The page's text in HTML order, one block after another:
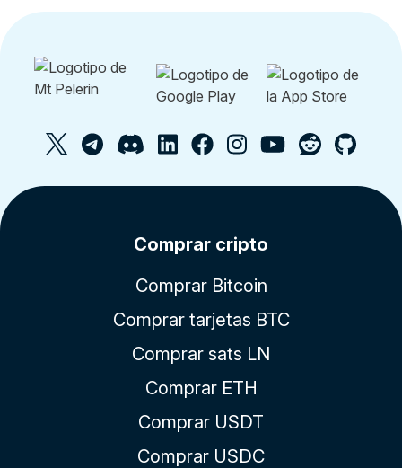
Comprar cripto
Comprar Bitcoin
Comprar tarjetas BTC
Comprar sats LN
Comprar ETH
Comprar USDT
Comprar USDC